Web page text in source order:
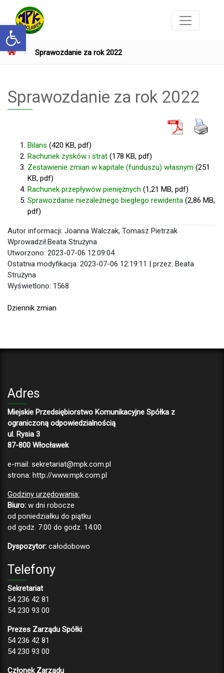
Otwórz pasek narzędzi
» Sprawozdanie za rok 2022
Sprawozdanie za rok 2022
Bilans (420 KB, pdf)
Rachunek zysków i strat (178 KB, pdf)
Zestawienie zmian w kapitale (funduszu) własnym (251
KB, pdf)
Rachunek przepływów pieniężnych (1,21 MB, pdf)
Sprawozdanie niezależnego biegłego rewidenta (2,86 MB,
pdf)
Autor informacji: Joanna Walczak, Tomasz Pietrzak
Wprowadził:Beata Strużyna
Utworzono: 2023-07-06 12:09:04
Ostatnia modyfikacja: 2023-07-06 12:19:11 | przez: Beata
Strużyna
Wyświetlono: 1568
Dziennik zmian
Adres
Miejskie Przedsiębiorstwo Komunikacyjne Spółka z
ograniczoną odpowiedzialnością
ul. Rysia 3
87-800 Włocławek
e-mail: sekretariat@mpk.com.pl
strona: http://www.mpk.com.pl
Godziny urzędowania:
Biuro: w dni robocze
od poniedziałku do piątku
od godz. 7:00 do godz. 14:00
Dyspozytor: całodobowo
Telefony
Sekretariat
54 236 42 81
54 230 93 00
Prezes Zarządu Spółki
54 236 42 81
54 230 93 00
Członek Zarządu